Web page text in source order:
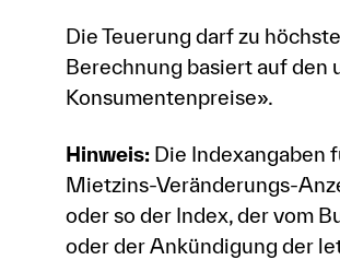
Die Teuerung darf zu
Berechnung basiert auf den
Konsumentenpreise».
Hinweis: Die Indexangaben
Mietzins-Veränderungs-
oder so der Index, der vom
oder der Ankündigung der